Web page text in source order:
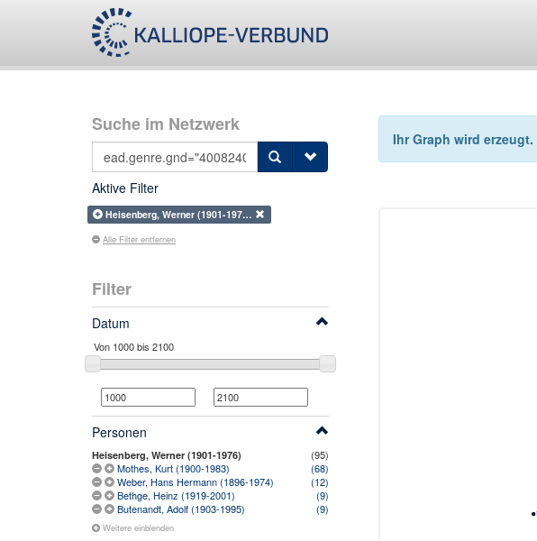
Suche im Netzwerk
Aktive Filter
Heisenberg, Werner (1901-197…
Alle Filter entfernen
Filter
Datum
Personen
Heisenberg, Werner (1901-1976)
(95)
Mothes, Kurt (1900-1983)
(68)
Weber, Hans Hermann (1896-1974)
(12)
Bethge, Heinz (1919-2001)
(9)
Butenandt, Adolf (1903-1995)
(9)
Weitere einblenden
Ihr Graph wird erzeugt.